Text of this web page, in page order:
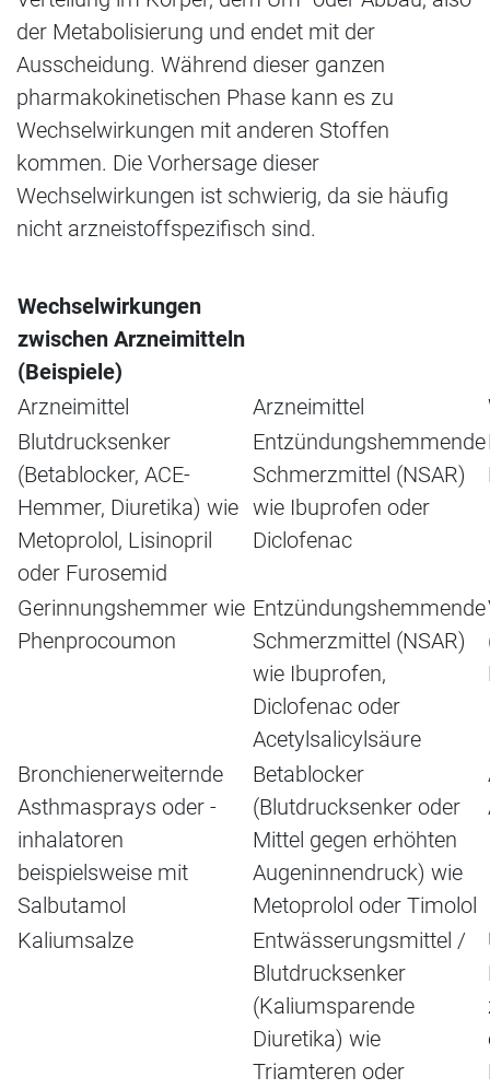
der Metabolisierung und endet mit der
Ausscheidung. Während dieser ganzen
pharmakokinetischen Phase kann es zu
Wechselwirkungen mit anderen Stoffen
kommen. Die Vorhersage dieser
Wechselwirkungen ist schwierig, da sie häufig
nicht arzneistoffspezifisch sind.
Wechselwirkungen
zwischen Arzneimitteln
(Beispiele)
Arzneimittel
Arzneimittel
Blutdrucksenker
(Betablocker, ACE-
Hemmer, Diuretika) wie
Metoprolol, Lisinopril
oder Furosemid
Entzündungshemmende
Schmerzmittel (NSAR)
wie Ibuprofen oder
Diclofenac
Gerinnungshemmer wie
Phenprocoumon
Entzündungshemmende
Schmerzmittel (NSAR)
wie Ibuprofen,
Diclofenac oder
Acetylsalicylsäure
Bronchienerweiternde
Asthmasprays oder -
inhalatoren
beispielsweise mit
Salbutamol
Betablocker
(Blutdrucksenker oder
Mittel gegen erhöhten
Augeninnendruck) wie
Metoprolol oder Timolol
Kaliumsalze
Entwässerungsmittel /
Blutdrucksenker
(Kaliumsparende
Diuretika) wie
Triamteren oder